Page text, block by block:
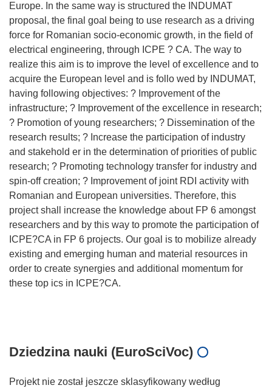
Europe. In the same way is structured the INDUMAT
proposal, the final goal being to use research as a driving
force for Romanian socio-economic growth, in the field of
electrical engineering, through ICPE ? CA. The way to
realize this aim is to improve the level of excellence and to
acquire the European level and is follo wed by INDUMAT,
having following objectives: ? Improvement of the
infrastructure; ? Improvement of the excellence in research;
? Promotion of young researchers; ? Dissemination of the
research results; ? Increase the participation of industry
and stakehold er in the determination of priorities of public
research; ? Promoting technology transfer for industry and
spin-off creation; ? Improvement of joint RDI activity with
Romanian and European universities. Therefore, this
project shall increase the knowledge about FP 6 amongst
researchers and by this way to promote the participation of
ICPE?CA in FP 6 projects. Our goal is to mobilize already
existing and emerging human and material resources in
order to create synergies and additional momentum for
these top ics in ICPE?CA.
Dziedzina nauki (EuroSciVoc)
Projekt nie został jeszcze sklasyfikowany według